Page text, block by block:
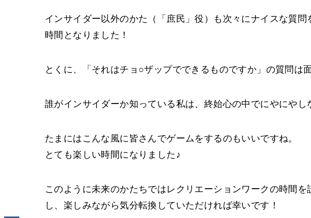
インサイダー以外のかた（「庶民」役）も次々にナイスな質
時間となりました！
とくに、「それはチョ○ザップでできるものですか」の質問は
誰がインサイダーか知っている私は、終始心の中でにやにやし
たまにはこんな風に皆さんでゲームをするのもいいですね。
とても楽しい時間になりました♪
このように未来のかたちではレクリエーションワークの時間
し、楽しみながら気分転換していただければ幸いです！